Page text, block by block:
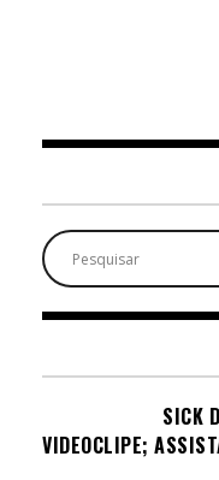
SICK
VIDEOCLIPE;